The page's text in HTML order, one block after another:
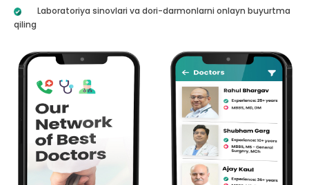
Laboratoriya sinovlari va dori-darmonlarni onlayn buyurtma
qiling